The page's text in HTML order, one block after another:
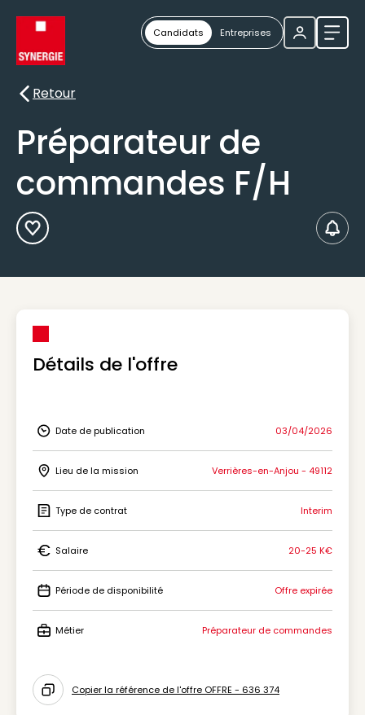
Candidats Entreprises
Retour
Retour
Préparateur de
commandes F/H
Ajouter aux Favoris
Détails de l'offre
Icon Date de publication
Date de publication 03/04/2026
Icon Lieu de la mission
Lieu de la mission Verrières-en-Anjou - 49112
Icon Type de contrat
Type de contrat Interim
Icon Salaire
Salaire 20-25 K€
Icon Période de disponibilité
Période de disponibilité Offre expirée
Métier Préparateur de commandes
Icon copy to clipboard
Copier la référence de l'offre OFFRE - 636 374